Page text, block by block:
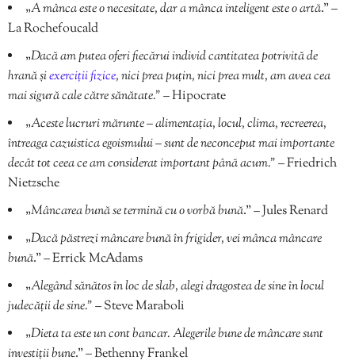
„A mânca este o necesitate, dar a mânca inteligent este o artă.” –
La Rochefoucald
„Dacă am putea oferi fiecărui individ cantitatea potrivită de
hrană șiexerciții fizice, nici prea puțin, nici prea mult, am avea cea
mai sigură cale către sănătate.”– Hipocrate
„Aceste lucruri mărunte – alimentația, locul, clima, recreerea,
întreaga cazuistica egoismului – sunt de neconceput mai importante
decât tot ceea ce am considerat important până acum.”– Friedrich
Nietzsche
„Mâncarea bună se termină cu o vorbă bună.” – Jules Renard
„Dacă păstrezi mâncare bună în frigider, vei mânca mâncare
bună.” – Errick McAdams
„Alegând sănătos în loc de slab, alegi dragostea de sine în locul
judecății de sine.”– Steve Maraboli
„Dieta ta este un cont bancar. Alegerile bune de mâncare sunt
investiții bune.” – Bethenny Frankel